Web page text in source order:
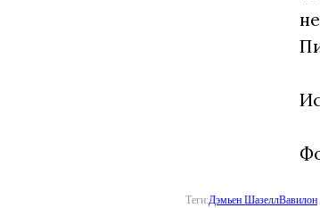
Теги:Дэмьен ШазеллВавилон